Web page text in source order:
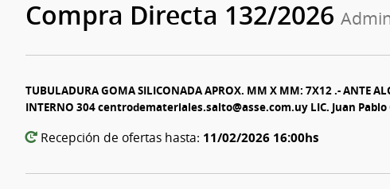
Compra Directa 132/2026
TUBULADURA GOMA SILICONADA APROX. MM X MM: 7X12 .- ANTE
INTERNO 304 centrodemateriales.salto@asse.com.uy LIC. Juan
Recepción de ofertas hasta: 11/02/2026 16:00hs